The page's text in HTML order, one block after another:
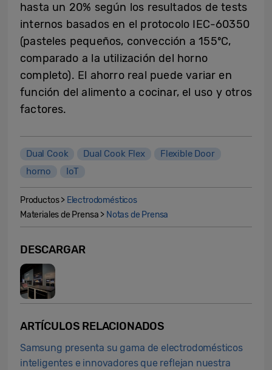
hasta un 20% según los resultados de tests
internos basados en el protocolo IEC-60350
(pasteles pequeños, convección a 155ºC,
comparado a la utilización del horno
completo). El ahorro real puede variar en
función del alimento a cocinar, el uso y otros
factores.
Dual Cook Dual Cook Flex
Flexible Door
horno
IoT
Productos > Electrodomésticos
Materiales de Prensa > Notas de Prensa
DESCARGAR
ARTÍCULOS RELACIONADOS
Samsung presenta su gama de electrodomésticos
inteligentes e innovadores que reflejan nuestra